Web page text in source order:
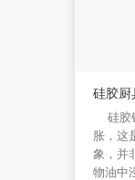
硅胶厨
硅胶
胀，这
象，并
物油中